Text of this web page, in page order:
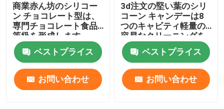
商業赤ん坊のシリコー
ン チョコレート型は、
専門チョコレート食品
等級を形成します
ベストプライス
お問い合わせ
3d注文の堅い葉のシリ
コーン キャンデーは8
つのキャビティ軽量の
容易なクリーニングを
形成します
ベストプライス
お問い合わせ